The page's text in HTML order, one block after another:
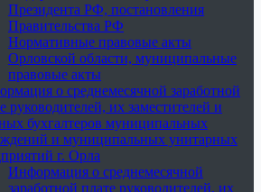
Президента РФ, постановления
Правительства РФ
Нормативные правовые акты
Орловской области, муниципальные
правовые акты
о среднемесячной заработной
руководителей, их заместителей и
бухгалтеров муниципальных
и муниципальных унитарных
г. Орла
Информация о среднемесячной
заработной плате руководителей, их